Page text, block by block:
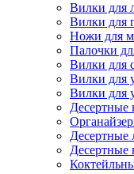
Вилки для
Вилки для
Ножи для
Палочки
Вилки для
Вилки для
Вилки для
Десертные
Десертные
Десертные